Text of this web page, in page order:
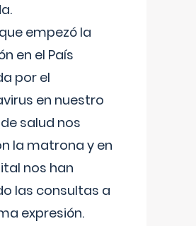
empezó la
en el País
por el
en nuestro
salud nos
la matrona y en
nos han
las consultas a
expresión.